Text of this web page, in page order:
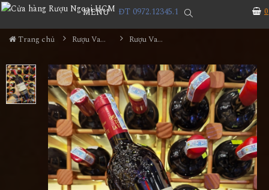
0
MENU ĐT 0972.12345.1
Trang chủ Rượu Vang Rượu Vang Chateau Tour La Verite